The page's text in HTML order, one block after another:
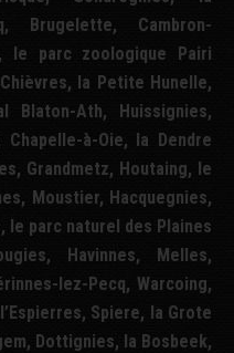
Brugelette, Cambron-
le parc zoologique Pairi
la Petite Hunelle,
Blaton-Ath, Huissignies,
à-Oie, la Dendre
Grandmetz, Houtaing, le
Moustier, Hacquegnies,
le parc naturel des Plaines
Havinnes, Melles,
lez-Pecq, Warcoing,
Spiere, la Grote
Dottignies, la Bosbeek,